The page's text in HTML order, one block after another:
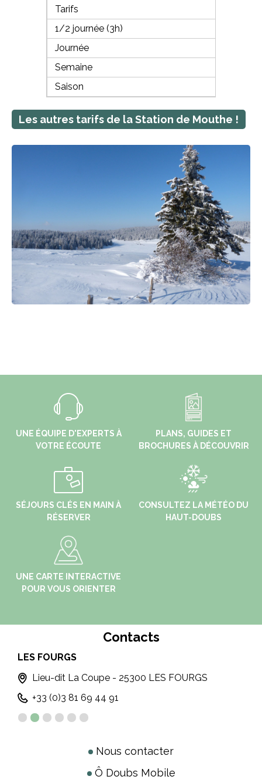
Tarifs
1/2 journée (3h)
Journée
Semaine
Saison
Les autres tarifs de la Station de Mouthe !
UNE ÉQUIPE D'EXPERTS À
VOTRE ÉCOUTE
PLANS, GUIDES ET
BROCHURES À DÉCOUVRIR
SÉJOURS CLÉS EN MAIN À
RÉSERVER
CONSULTEZ LA MÉTÉO DU
HAUT-DOUBS
UNE CARTE INTERACTIVE
POUR VOUS ORIENTER
Contacts
LES FOURGS
Lieu-dit La Coupe - 25300 LES FOURGS
+33 (0)3 81 69 44 91
Nous contacter
Ô Doubs Mobile